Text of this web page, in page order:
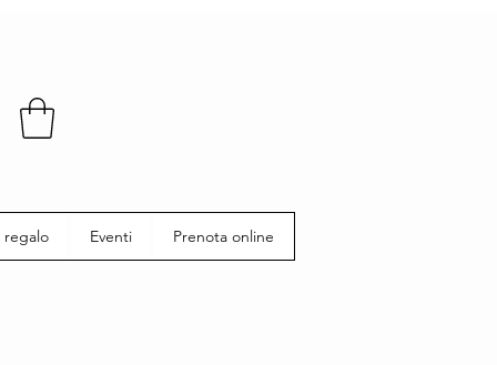
regalo Eventi Prenota online